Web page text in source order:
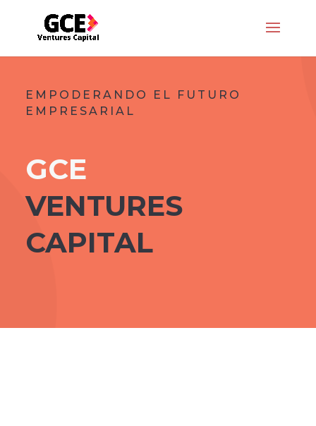
EMPODERANDO EL FUTURO
EMPRESARIAL
GCE
VENTURES
CAPITAL